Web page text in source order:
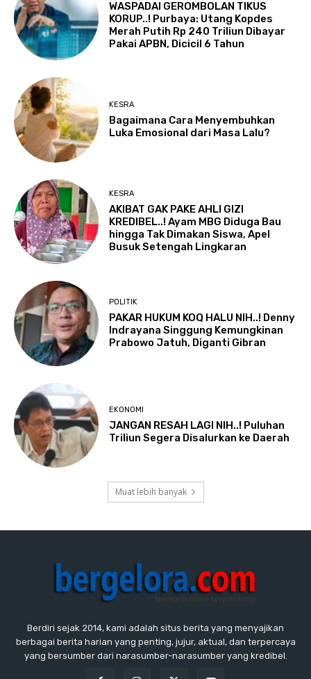
WASPADAI GEROMBOLAN TIKUS
KORUP..! Purbaya: Utang Kopdes
Merah Putih Rp 240 Triliun Dibayar
Pakai APBN, Dicicil 6 Tahun
KESRA
Bagaimana Cara Menyembuhkan
Luka Emosional dari Masa Lalu?
KESRA
AKIBAT GAK PAKE AHLI GIZI
KREDIBEL..! Ayam MBG Diduga Bau
hingga Tak Dimakan Siswa, Apel
Busuk Setengah Lingkaran
POLITIK
PAKAR HUKUM KOQ HALU NIH..! Denny
Indrayana Singgung Kemungkinan
Prabowo Jatuh, Diganti Gibran
EKONOMI
JANGAN RESAH LAGI NIH..! Puluhan
Triliun Segera Disalurkan ke Daerah
Muat lebih banyak
Berdiri sejak 2014, kami adalah situs berita yang menyajikan
berbagai berita harian yang penting, jujur, aktual, dan terpercaya
yang bersumber dari narasumber-narasumber yang kredibel.